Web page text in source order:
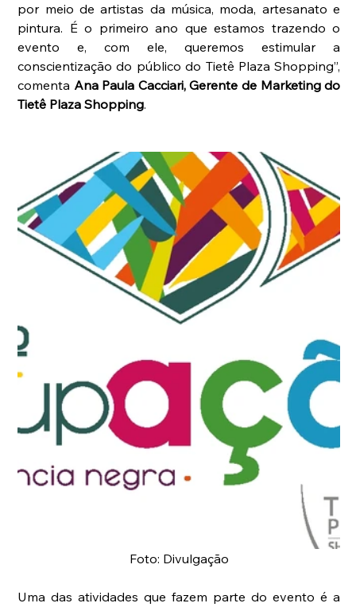
por meio de artistas da música, moda, artesanato e
pintura. É o primeiro ano que estamos trazendo o
evento e, com ele, queremos estimular a
conscientização do público do Tietê Plaza Shopping”,
comenta Ana Paula Cacciari, Gerente de Marketing do
Tietê Plaza Shopping.
Foto: Divulgação
Uma das atividades que fazem parte do evento é a